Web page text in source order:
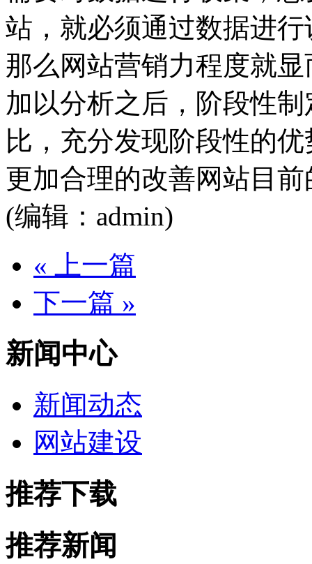
站，就必须通过数据进
那么网站营销力程度就
加以分析之后，阶段性
比，充分发现阶段性的
更加合理的改善网站目
(编辑：admin)
« 上一篇
下一篇 »
新闻中心
新闻动态
网站建设
推荐下载
推荐新闻